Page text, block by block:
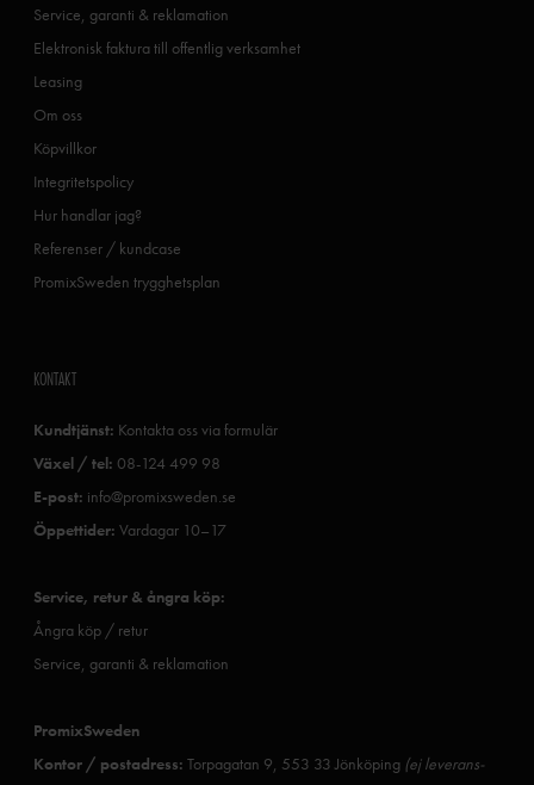
Service, garanti & reklamation
Elektronisk faktura till offentlig verksamhet
Leasing
Om oss
Köpvillkor
Integritetspolicy
Hur handlar jag?
Referenser / kundcase
PromixSweden trygghetsplan
KONTAKT
Kundtjänst: Kontakta oss via formulär
Växel / tel: 08-124 499 98
E-post: info@promixsweden.se
Öppettider: Vardagar 10–17
Service, retur & ångra köp:
Ångra köp / retur
Service, garanti & reklamation
PromixSweden
Kontor / postadress: Torpagatan 9, 553 33 Jönköping (ej leverans-